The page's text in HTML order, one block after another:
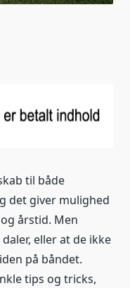
til både
det giver mulighed
årstid. Men
eller at de ikke
på båndet.
tips og tricks,